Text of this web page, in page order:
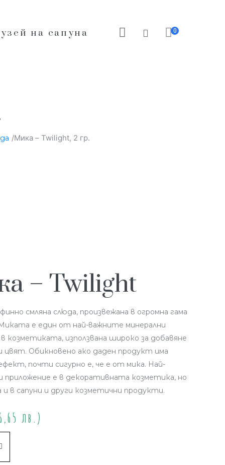
на сапуна 0
/Мика – Twilight, 2 гр.
– Twilight
смляна слюда, произвежана в огромна гама
е един от най-важните минерални
козметиката, използвана широко за добавяне
цвят. Обикновено ако даден продукт има
почти сигурно е, че е от мика. Най-
е в декоративната козметика, но
в сапуни и други козметични продукти.
лв.)